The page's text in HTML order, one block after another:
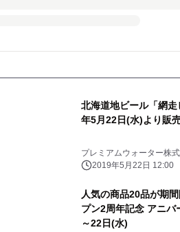
北海道地ビール「網
年5月22日(水)より販
プレミアムウォーター株
2019年5月22日 12:00
人気の商品20品が期
プン2周年記念 アニ
～22日(水)